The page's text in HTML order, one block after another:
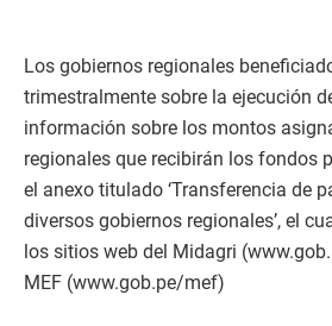
Los gobiernos regionales
trimestralmente sobre la ejecución
información sobre los montos
regionales que recibirán los fondos
el anexo titulado ‘Transferencia de
diversos gobiernos regionales’, el
los sitios web del Midagri
MEF (www.gob.pe/mef)